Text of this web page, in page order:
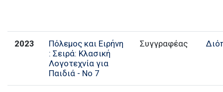
2023
Πόλεμος και Ειρήνη
: Σειρά: Κλασική
Λογοτεχνία για
Παιδιά - No 7
Συγγραφέας